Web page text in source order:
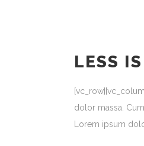
LESS
dolor massa.
Lorem ipsum